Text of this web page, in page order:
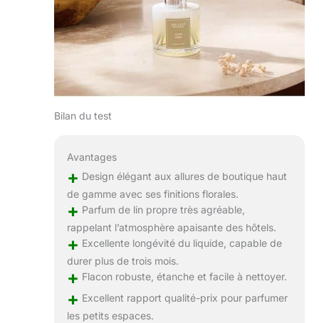
Bilan du test
Avantages
+ Design élégant aux allures de boutique haut
de gamme avec ses finitions florales.
+ Parfum de lin propre très agréable,
rappelant l’atmosphère apaisante des hôtels.
+ Excellente longévité du liquide, capable de
durer plus de trois mois.
+ Flacon robuste, étanche et facile à nettoyer.
+ Excellent rapport qualité-prix pour parfumer
les petits espaces.